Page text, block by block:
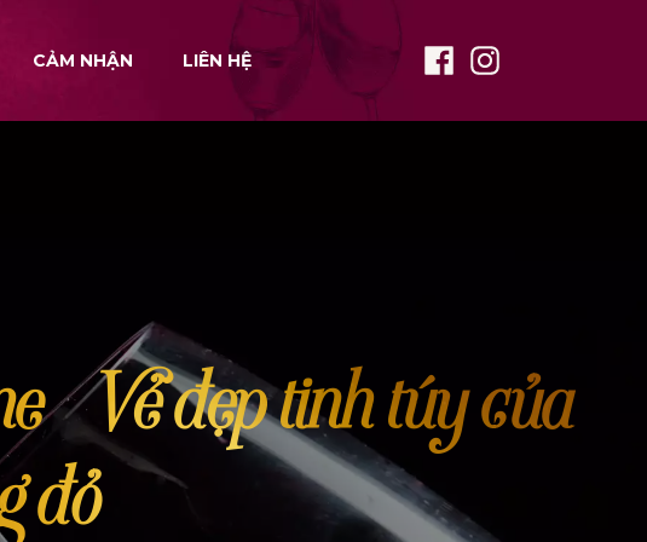
CẢM NHẬN LIÊN HỆ
– Vẻ đẹp tinh túy của
đỏ